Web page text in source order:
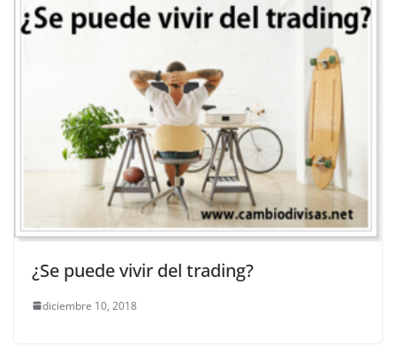
¿Se puede vivir del trading?
diciembre 10, 2018